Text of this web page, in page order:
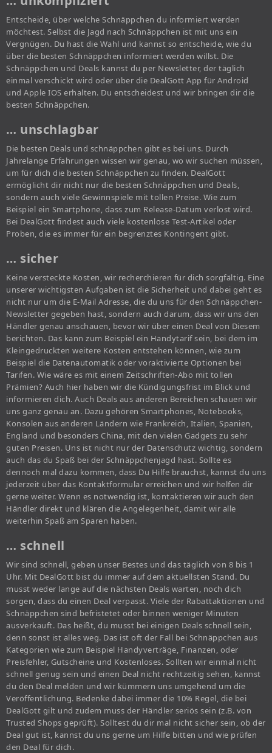
Entscheide, über welche Schnäppchen du informiert werden
möchtest. Selbst die Jagd nach Schnäppchen ist mit uns ein
Vergnügen. Du hast die Wahl und kannst so entscheide, wie du
über die besten Schnäppchen informiert werden willst. Die
Schnäppchen und Deals kannst du per Newsletter, der täglich
einmal verschickt wird oder über die DealGott App für Android
und Apple IOS erhalten. Du entscheidest und wir bringen dir die
besten Schnäppchen.
… unschlagbar
Die besten Deals und schnäppchen gibt es bei uns. Durch
Jahrelange Erfahrungen wissen wir genau, wo wir suchen müssen,
um für dich die besten Schnäppchen zu finden. DealGott
ermöglicht dir nicht nur die besten Schnäppchen und Deals,
sondern auch viele Gewinnspiele mit tollen Preise. Wie zum
Beispiel ein Smartphone, dass zum Release-Datum verlost wird.
Bei DealGott findest auch viele kostenlose Test-Artikel oder
Proben, die es immer für ein begrenztes Kontingent gibt.
… sicher
Keine versteckte Kosten, wir recherchieren für dich sorgfältig. Eine
unserer wichtigsten Aufgaben ist die Sicherheit und dabei geht es
nicht nur um die E-Mail Adresse, die du uns für den Schnäppchen-
Newsletter gegeben hast, sondern auch darum, dass wir uns den
Händler genau anschauen, bevor wir über einen Deal von Diesem
berichten. Das kann zum Beispiel ein Handytarif sein, bei dem im
Kleingedruckten weitere Kosten entstehen können, wie zum
Beispiel die Datenautomatik oder voraktivierte Optionen bei
Tarifen. Wie wäre es mit einem Zeitschriften-Abo mit tollen
Prämien? Auch hier haben wir die Kündigungsfrist im Blick und
informieren dich. Auch Deals aus anderen Bereichen schauen wir
uns ganz genau an. Dazu gehören Smartphones, Notebooks,
Konsolen aus anderen Ländern wie Frankreich, Italien, Spanien,
England und besonders China, mit den vielen Gadgets zu sehr
guten Preisen. Uns ist nicht nur der Datenschutz wichtig, sondern
auch das du Spaß bei der Schnäppchenjagd hast. Sollte es
dennoch mal dazu kommen, dass Du Hilfe brauchst, kannst du uns
jederzeit über das Kontaktformular erreichen und wir helfen dir
gerne weiter. Wenn es notwendig ist, kontaktieren wir auch den
Händler direkt und klären die Angelegenheit, damit wir alle
weiterhin Spaß am Sparen haben.
… schnell
Wir sind schnell, geben unser Bestes und das täglich von 8 bis 1
Uhr. Mit DealGott bist du immer auf dem aktuellsten Stand. Du
musst weder lange auf die nächsten Deals warten, noch dich
sorgen, dass du einen Deal verpasst. Viele der Rabattaktionen und
Schnäppchen sind befristetet oder binnen weniger Minuten
ausverkauft. Das heißt, du musst bei einigen Deals schnell sein,
denn sonst ist alles weg. Das ist oft der Fall bei Schnäppchen aus
Kategorien wie zum Beispiel Handyverträge, Finanzen, oder
Preisfehler, Gutscheine und Kostenloses. Sollten wir einmal nicht
schnell genug sein und einen Deal nicht rechtzeitig sehen, kannst
du den Deal melden und wir kümmern uns umgehend um die
Veröffentlichung. Bedenke dabei immer die 10% Regel, die bei
DealGott gilt und zudem muss der Händler seriös sein (z.B. von
Trusted Shops geprüft). Solltest du dir mal nicht sicher sein, ob der
Deal gut ist, kannst du uns gerne um Hilfe bitten und wie prüfen
den Deal für dich.